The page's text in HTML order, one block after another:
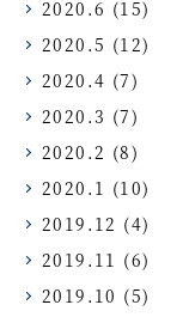
2020.6 (15)
2020.5 (12)
2020.4 (7)
2020.3 (7)
2020.2 (8)
2020.1 (10)
2019.12 (4)
2019.11 (6)
2019.10 (5)